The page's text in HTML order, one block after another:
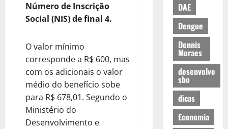
Número de Inscrição
Social (NIS) de final 4.
O valor mínimo
corresponde a R$ 600, mas
com os adicionais o valor
médio do benefício sobe
para R$ 678,01. Segundo o
Ministério do
Desenvolvimento e
DAE
Dengue
Dennis
Moraes
desenvolve
sbo
dicas
Economia